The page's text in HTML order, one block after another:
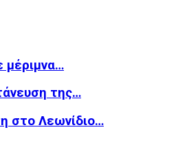
μέριμνα…
της…
στο Λεωνίδιο…